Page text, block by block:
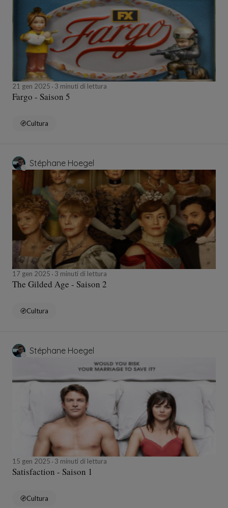
21 gen 2025 3 minuti di lettura
Fargo - Saison 5
Cultura
Stéphane Hoegel
17 gen 2025 3 minuti di lettura
The Gilded Age - Saison 2
Cultura
Stéphane Hoegel
15 gen 2025 3 minuti di lettura
Satisfaction - Saison 1
Cultura